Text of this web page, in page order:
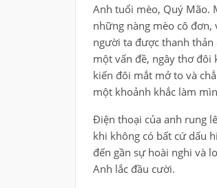
Anh tuổi mèo, Quý Mão.
những nàng mèo cô
người ta được thanh
một vấn đề, ngây thơ đôi
kiến đôi mắt mở to và
một khoảnh khắc làm
Điện thoại của anh rung
khi không có bất cứ dấu
đến gần sự hoài nghi và
Anh lắc đầu cười.